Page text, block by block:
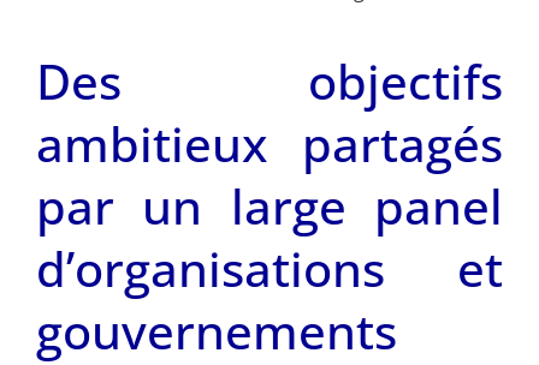
Des objectifs
ambitieux partagés
par un large panel
d’organisations et
gouvernements